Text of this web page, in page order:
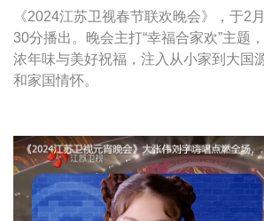
《2024江苏卫视春节联欢晚会》，于2
30分播出。晚会主打“幸福合家欢”主题
浓年味与美好祝福，注入从小家到大国
和家国情怀。